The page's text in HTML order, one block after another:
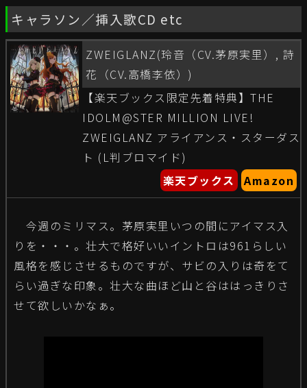
キャラソン／挿入歌CD etc
ZWEIGLANZ(玲音（CV.茅原実里）, 詩
花（CV.高橋李依）)
【楽天ブックス限定先着特典】THE
IDOLM@STER MILLION LIVE!
ZWEIGLANZ アライアンス・スターダス
ト (L判ブロマイド)
楽天ブックス
Amazon
今週のミリマス。茅原実里いつの間にアイマス入
りを・・・。壮大で格好いいイントロは961らしい
風格を感じさせるものですが、サビの入りは奇をて
らい過ぎな印象。壮大な曲ほど山と谷ははっきりさ
せて欲しいかなぁ。